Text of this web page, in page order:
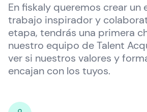
En fiskaly queremos crear un
trabajo inspirador y
etapa, tendrás una primera
nuestro equipo de Talent
ver si nuestros valores y
encajan con los tuyos.